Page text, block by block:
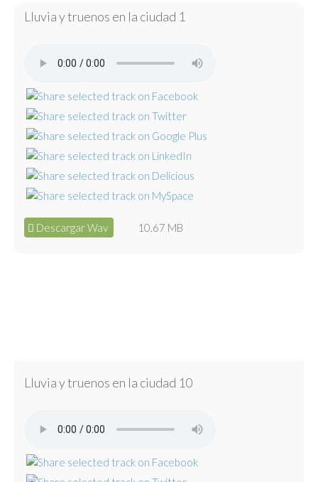
Lluvia y truenos en la ciudad 1
Descargar Wav 10.67 MB
Lluvia y truenos en la ciudad 10